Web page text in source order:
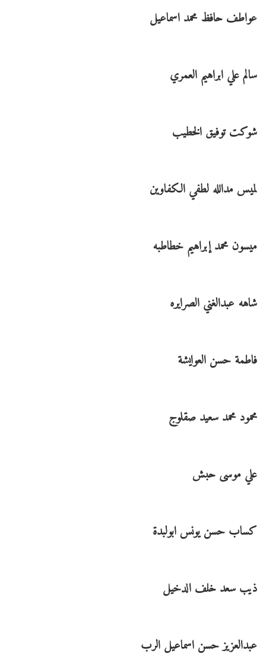
عواطف حافظ محمد اسماعيل
سالم علي ابراهيم العمري
شوكت توفيق الخطيب
لميس مدالله لطفي الكفاوين
ميسون محمد إبراهيم خطاطبه
شاهه عبدالغني الصرايره
فاطمة حسن العوايشة
محمود محمد سعيد صقلوج
علي موسى حبش
كساب حسن يونس ابولبدة
ذيب سعد خلف الدخيل
عبدالعزيز حسن اسماعيل الرب